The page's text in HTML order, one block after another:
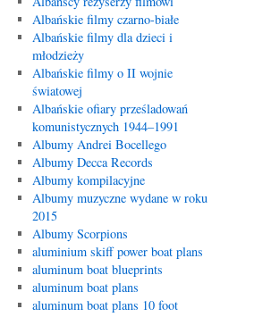
Albańskie filmy czarno-białe
Albańskie filmy dla dzieci i
młodzieży
Albańskie filmy o II wojnie
światowej
Albańskie ofiary prześladowań
komunistycznych 1944–1991
Albumy Andrei Bocellego
Albumy Decca Records
Albumy kompilacyjne
Albumy muzyczne wydane w roku
2015
Albumy Scorpions
aluminium skiff power boat plans
aluminum boat blueprints
aluminum boat plans
aluminum boat plans 10 foot